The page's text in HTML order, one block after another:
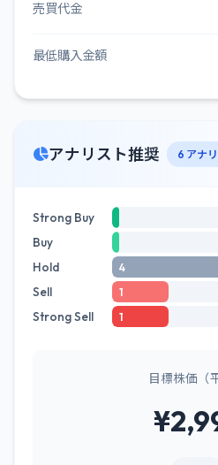
売買代金
最低購入金額
アナリスト推奨 6 アナ
Strong Buy
Buy
Hold 4
Sell 1
Strong Sell 1
目標株価（